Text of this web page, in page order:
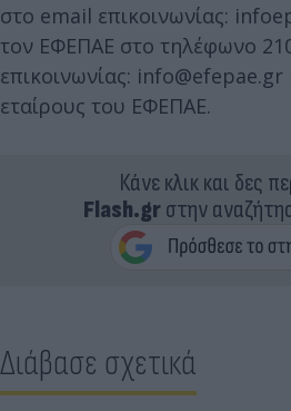
στο email επικοινωνίας:
τον ΕΦΕΠΑΕ στο τηλέφωνο
επικοινωνίας:
εταίρους του ΕΦΕΠΑΕ.
Κάνε κλικ και δες
Flash.grστην
Διάβασε σχετικά